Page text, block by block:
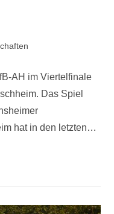
AH im Viertelfinale
Das Spiel
hat in den letzten…